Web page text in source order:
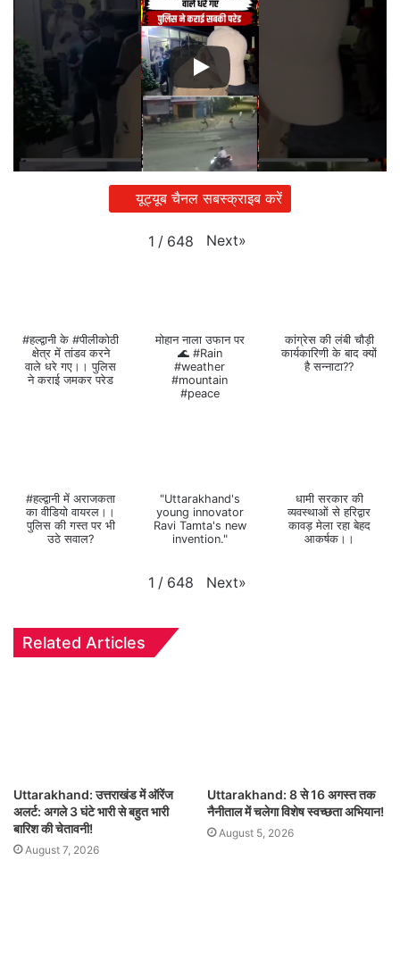
यूट्यूब चैनल सबस्क्राइब करें
1 / 648 Next»
#हल्द्वानी के #पीलीकोठी
क्षेत्र में तांडव करने
वाले धरे गए।। पुलिस
ने कराई जमकर परेड
मोहान नाला उफान पर
🌊 #Rain
#weather
#mountain
#peace
कांग्रेस की लंबी चौड़ी
कार्यकारिणी के बाद क्यों
है सन्नाटा??
#हल्द्वानी में अराजकता
का वीडियो वायरल।।
पुलिस की गस्त पर भी
उठे सवाल?
"Uttarakhand's
young innovator
Ravi Tamta's new
invention."
धामी सरकार की
व्यवस्थाओं से हरिद्वार
कावड़ मेला रहा बेहद
आकर्षक।।
1 / 648 Next»
Related Articles
Uttarakhand: उत्तराखंड में ऑरेंज
अलर्ट: अगले 3 घंटे भारी से बहुत भारी
बारिश की चेतावनी!
August 7, 2026
Uttarakhand: 8 से 16 अगस्त तक
नैनीताल में चलेगा विशेष स्वच्छता अभियान!
August 5, 2026